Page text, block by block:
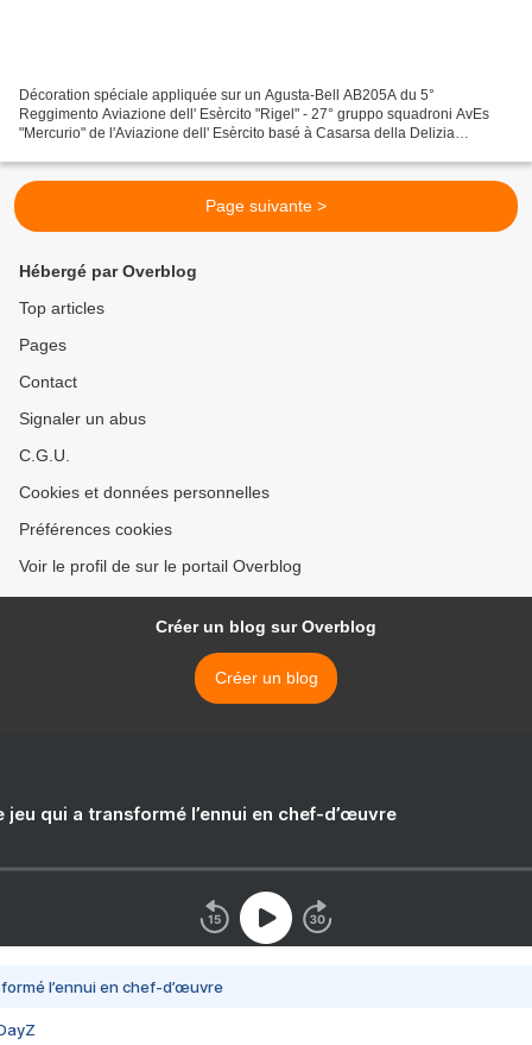
Décoration spéciale appliquée sur un Agusta-Bell AB205A du 5°
Reggimento Aviazione dell' Esèrcito "Rigel" - 27° gruppo squadroni AvEs
"Mercurio" de l'Aviazione dell' Esèrcito basé à Casarsa della Delizia
Page suivante >
Hébergé par Overblog
Top articles
Pages
Contact
Signaler un abus
C.G.U.
Cookies et données personnelles
Préférences cookies
Voir le profil de sur le portail Overblog
Créer un blog sur Overblog
Créer un blog
jeu qui a transformé l’ennui en chef-d’œuvre
l’ennui en chef-d’œuvre